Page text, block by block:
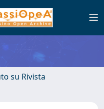
su Rivista